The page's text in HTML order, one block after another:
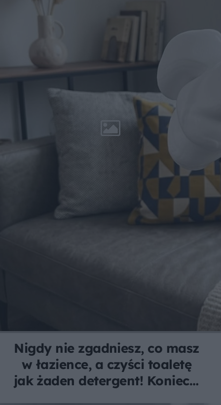
Nigdy nie zgadniesz, co masz
w łazience, a czyści toaletę
jak żaden detergent! Koniec z